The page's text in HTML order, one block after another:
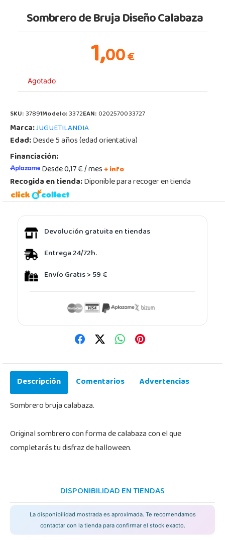
Sombrero de Bruja Diseño Calabaza
1,00€
Agotado
SKU:37891Modelo:3372EAN:0202570033727
Marca:JUGUETILANDIA
Edad:Desde 5 años (edad orientativa)
Financiación:
Desde 0,17 € / mes+ info
Recogida en tienda:Diponible para recoger en tienda
Devolución gratuita en tiendas
Entrega 24/72h.
Envío Gratis > 59 €
Descripción Comentarios
Advertencias
Sombrero bruja calabaza.
Original sombrero con forma de calabaza con el que
completarás tu disfraz de halloween.
DISPONIBILIDAD EN TIENDAS
La disponibilidad mostrada es aproximada. Te recomendamos
contactar con la tienda para confirmar el stock exacto.